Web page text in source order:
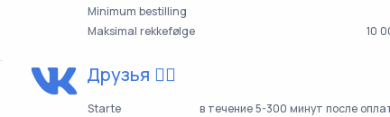
Minimum bestilling
Maksimal rekkefølge
10
Друзья 👯‍♀️
Starte
в течение 5-300 минут после